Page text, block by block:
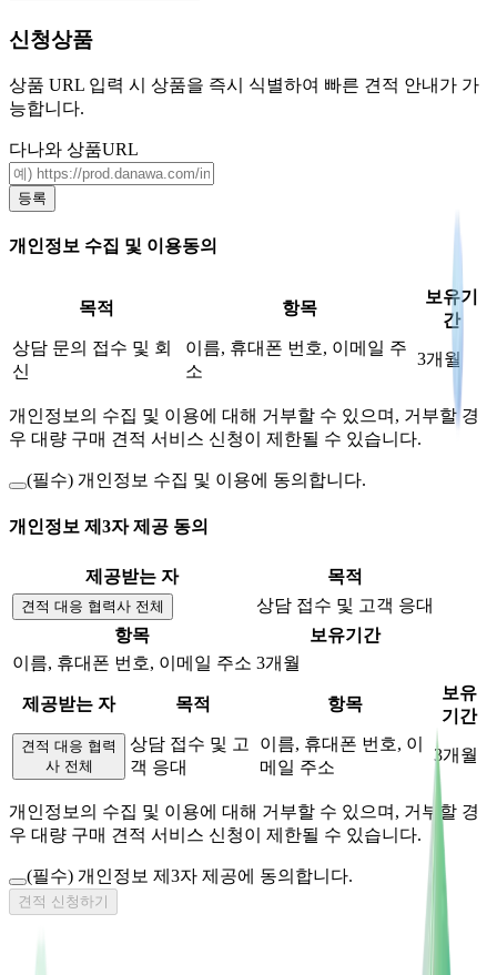
신청상품
상품 URL 입력 시 상품을 즉시 식별하여 빠른 견적 안내가 가
능합니다.
다나와 상품URL
등록
개인정보 수집 및 이용동의
목적 항목
보유기
간
상담 문의 접수 및 회
신
이름, 휴대폰 번호, 이메일 주
소
3개월
개인정보의 수집 및 이용에 대해 거부할 수 있으며, 거부할 경
우 대량 구매 견적 서비스 신청이 제한될 수 있습니다.
(필수) 개인정보 수집 및 이용에 동의합니다.
개인정보 제3자 제공 동의
제공받는 자 목적
견적 대응 협력사 전체
상담 접수 및 고객 응대
항목
보유기간
이름, 휴대폰 번호, 이메일 주소 3개월
제공받는 자 목적 항목
보유
기간
견적 대응 협력
사 전체
상담 접수 및 고
객 응대
이름, 휴대폰 번호, 이
메일 주소
3개월
개인정보의 수집 및 이용에 대해 거부할 수 있으며, 거부할 경
우 대량 구매 견적 서비스 신청이 제한될 수 있습니다.
(필수) 개인정보 제3자 제공에 동의합니다.
견적 신청하기